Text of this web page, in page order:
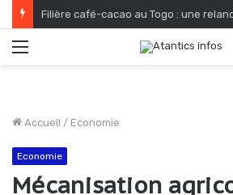
Accueil / Economie
Economie
Mécanisation